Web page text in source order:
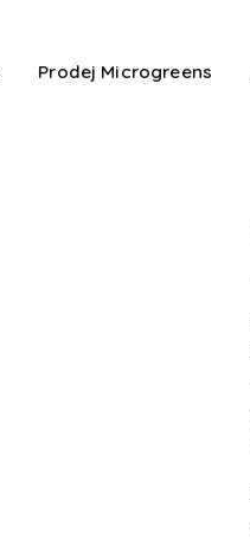
Prodej Microgreens